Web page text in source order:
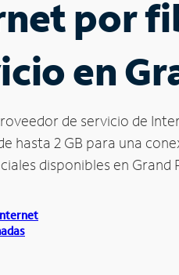
por
en
de servicio de
hasta 2 GB para una
disponibles en Grand